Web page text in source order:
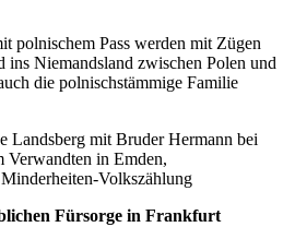
polnischem Pass werden mit Zügen
ins Niemandsland zwischen Polen und
die polnischstämmige Familie
Landsberg mit Bruder Hermann bei
Verwandten in Emden,
Volkszählung
Fürsorge in Frankfurt